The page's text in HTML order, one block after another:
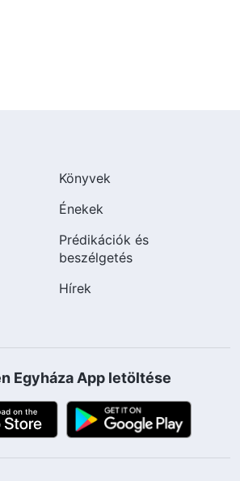
Könyvek
Énekek
Prédikációk és
beszélgetés
Hírek
Egyháza App letöltése